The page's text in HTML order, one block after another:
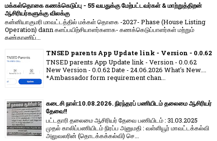
மக்கள்தொகை கணக்கெடுப்பு - 55 வயதுக்கு மேற்பட்டவர்கள் & மாற்றுத்திறன்
ஆசிரியர்களுக்கு விலக்கு
கன்னியாகுமரி மாவட்டத்தில் மக்கள் தொகை -2027- Phase (House Listing
Operation) dann களப்பயிற்சியாளர்களாக- கணக்கெடுப்பாளர்கள் மற்றும்
கண்காணிப்...
TNSED parents App Update link - Version - 0.0.62
TNSED parents App Update link - Version - 0.0.62
New Version - 0.0.62 Date - 24.06.2026 What's New....
*Ambassador form requirement chan...
கடைசி நாள்:10.08.2026. நிரந்தரப் பணியிடம் தலைமை ஆசிரியர்
தேவை!!
பட்டதாரி தலைமை ஆசிரியர் தேவை பணியிடம் : 31.03.2025
முதல் காலிப்பணியிடம் நிரப்ப அனுமதி : வள்ளியூர் மாவட்டக்கல்வி
அலுவலரின் (தொடக்கக்கல்வி) செ...